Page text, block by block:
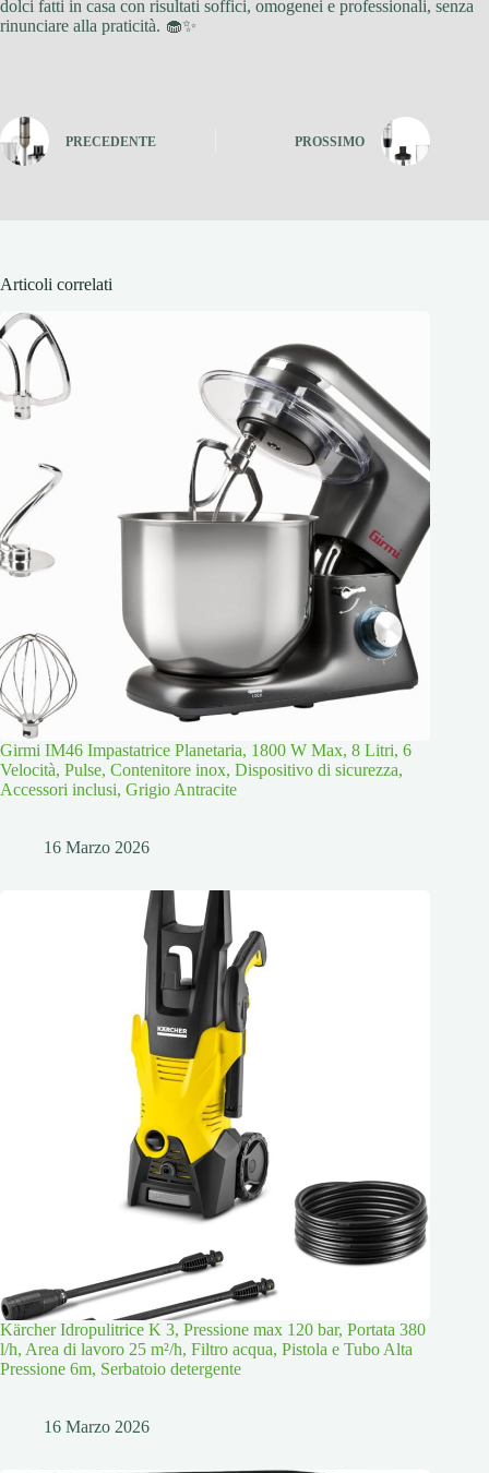
dolci fatti in casa con risultati soffici, omogenei e professionali, senza
rinunciare alla praticità. 🧁✨
PRECEDENTE PROSSIMO
Articoli correlati
Girmi IM46 Impastatrice Planetaria, 1800 W Max, 8 Litri, 6
Velocità, Pulse, Contenitore inox, Dispositivo di sicurezza,
Accessori inclusi, Grigio Antracite
16 Marzo 2026
Kärcher Idropulitrice K 3, Pressione max 120 bar, Portata 380
l/h, Area di lavoro 25 m²/h, Filtro acqua, Pistola e Tubo Alta
Pressione 6m, Serbatoio detergente
16 Marzo 2026